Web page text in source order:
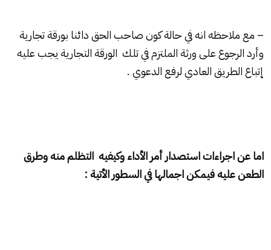
– مع ملاحظه انه في حالة كون صاحب الحق دائنا بورقة تجارية
وأرد الرجوع على ورثة الملتزم في تلك الورقة التجارية يجب عليه
إتباع الطريق العادي لرفع الدعوي .
اما عن اجراءات استصدار أمر الأداء وكيفيه التظلم منه وطرق
الطعن عليه فيمكن اجمالها في السطور الأتية :